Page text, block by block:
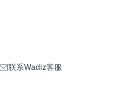
联系Wadiz客服